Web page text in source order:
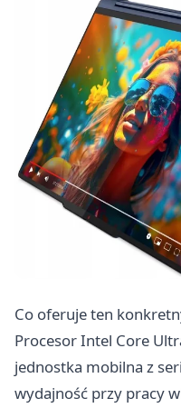
Co oferuje ten
Procesor Intel Core
jednostka mobilna z
wydajność przy pracy